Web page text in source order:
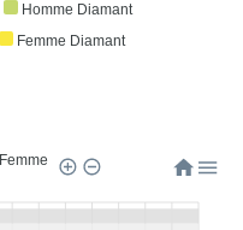
Homme Diamant
Femme Diamant
Femme